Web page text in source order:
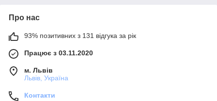
Про нас
93% позитивних з 131 відгука за рік
Працює з 03.11.2020
м. Львів
Львів, Україна
Контакти